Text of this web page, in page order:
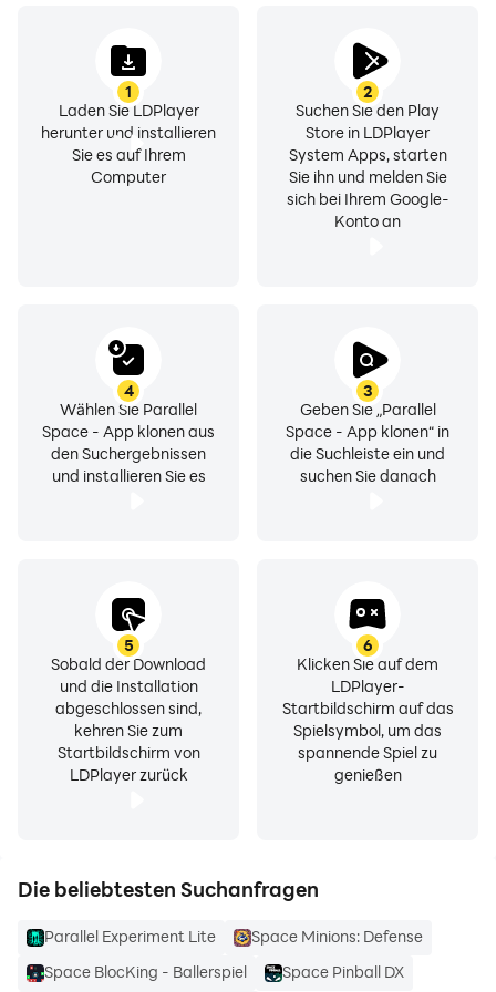
★ Melden Sie sich auf einem Gerät bei mehreren
Konten an
• Trennen Sie zwischen privaten und geschäftlichen
• Erkunden Sie verschiedene Spielpfade und leveln Sie
★ Schützen Sie Ihre Privatsphäre mit versteckten Apps
• Schützen Sie sensible Apps in Ihrem privaten Bereich,
fern von neugierigen Blicken
• Verbessern Sie die Privatsphäre mit einer sicheren
Sperre
• Leistungsstark, stabil und benutzerfreundlich
• Einzigartig: aufbauend auf multiDroid, der ersten
Anwendungsvirtualisierungs-Engine für Android
technischen Beschränkungen werden einige Apps in
Parallel Space nicht unterstützt, wie beispielsweise
Apps, die das Flag REQUIRE_SECURE_ENV
1
Laden Sie LDPlayer
herunter und installieren
Sie es auf Ihrem
Computer
2
Suchen Sie den Play
Store in LDPlayer
System Apps, starten
Sie ihn und melden Sie
sich bei Ihrem Google-
Konto an
3
Geben Sie „Parallel
Space - App klonen“ in
die Suchleiste ein und
suchen Sie danach
4
Wählen Sie Parallel
Space - App klonen aus
den Suchergebnissen
und installieren Sie es
5
Sobald der Download
und die Installation
abgeschlossen sind,
kehren Sie zum
Startbildschirm von
LDPlayer zurück
6
Klicken Sie auf dem
LDPlayer-
Startbildschirm auf das
Spielsymbol, um das
spannende Spiel zu
genießen
Die beliebtesten Suchanfragen
Parallel Experiment Lite
Space Minions: Defense
Space BlocKing - Ballerspiel
Space Pinball DX